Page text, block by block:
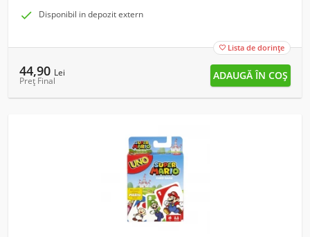
 Disponibil in depozit extern
 Lista de dorințe
44,90 Lei
Preț Final